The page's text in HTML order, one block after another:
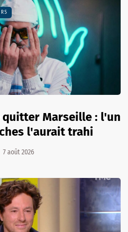
quitter Marseille : l'un
l'aurait trahi
7 août 2026